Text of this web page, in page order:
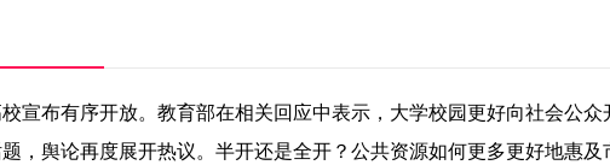
宣布有序开放。教育部在相关回应中表示，大学校园更好向社会公
，舆论再度展开热议。半开还是全开？公共资源如何更多更好地惠